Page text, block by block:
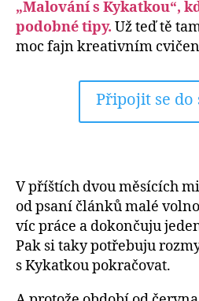
„Malování s Kykatkou“,
podobné tipy. Už teď tě
moc fajn kreativním
Připojit se
V příštích dvou měsících
od psaní článků malé
víc práce a dokončuju
Pak si taky potřebuju
s Kykatkou pokračovat.